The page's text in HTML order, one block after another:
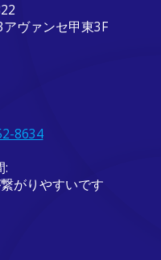
ヴァンセ甲東3F
8634
:
がりやすいです